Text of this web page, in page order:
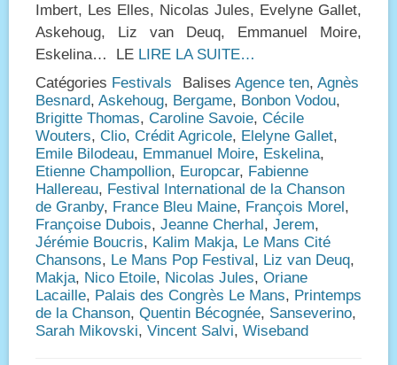
Imbert, Les Elles, Nicolas Jules, Evelyne Gallet,
Askehoug, Liz van Deuq, Emmanuel Moire,
Eskelina… LE LIRE LA SUITE…
Catégories Festivals Balises Agence ten, Agnès
Besnard, Askehoug, Bergame, Bonbon Vodou,
Brigitte Thomas, Caroline Savoie, Cécile
Wouters, Clio, Crédit Agricole, Elelyne Gallet,
Emile Bilodeau, Emmanuel Moire, Eskelina,
Etienne Champollion, Europcar, Fabienne
Hallereau, Festival International de la Chanson
de Granby, France Bleu Maine, François Morel,
Françoise Dubois, Jeanne Cherhal, Jerem,
Jérémie Boucris, Kalim Makja, Le Mans Cité
Chansons, Le Mans Pop Festival, Liz van Deuq,
Makja, Nico Etoile, Nicolas Jules, Oriane
Lacaille, Palais des Congrès Le Mans, Printemps
de la Chanson, Quentin Bécognée, Sanseverino,
Sarah Mikovski, Vincent Salvi, Wiseband